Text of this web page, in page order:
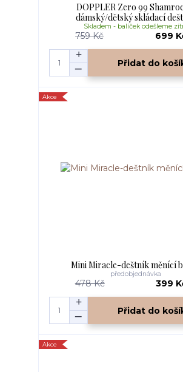
DOPPLER Zero 99
dámský/dětský skládací
759 Kč 699
Skladem - balíček odešleme
Přidat do
Akce
Mini Miracle-deštník měnící
478 Kč 399
předobjednávka
Přidat do
Akce